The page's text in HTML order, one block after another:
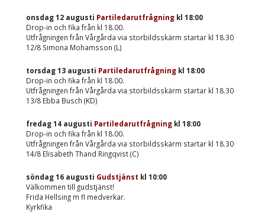
onsdag 12 augusti Partiledarutfrågning kl 18:00
Drop-in och fika från kl 18.00.
Utfrågningen från Vårgårda via storbildsskärm startar kl 18.30
12/8 Simona Mohamsson (L)
torsdag 13 augusti Partiledarutfrågning kl 18:00
Drop-in och fika från kl 18.00.
Utfrågningen från Vårgårda via storbildsskärm startar kl 18.30
13/8 Ebba Busch (KD)
fredag 14 augusti Partiledarutfrågning kl 18:00
Drop-in och fika från kl 18.00.
Utfrågningen från Vårgårda via storbildsskärm startar kl 18.30
14/8 Elisabeth Thand Ringqvist (C)
söndag 16 augusti Gudstjänst kl 10:00
Välkommen till gudstjänst!
Frida Hellsing m fl medverkar.
Kyrkfika